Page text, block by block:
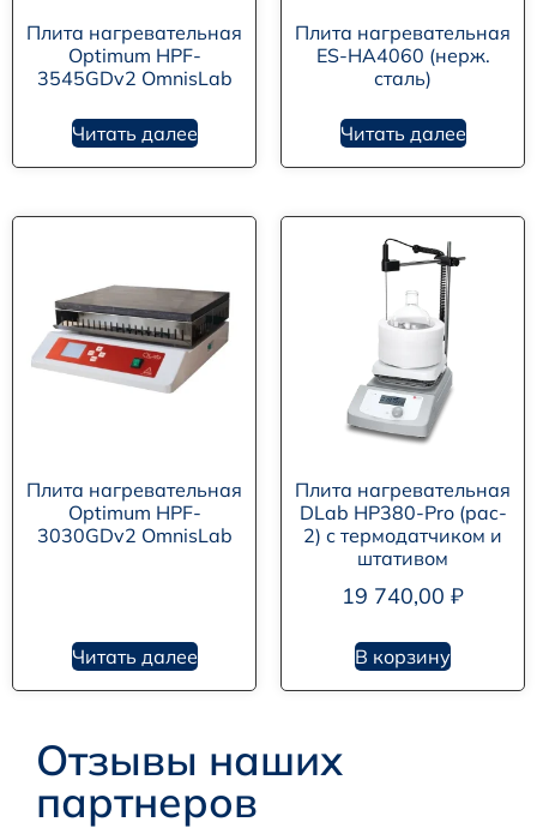
Плита нагревательная
Optimum HPF-
3545GDv2 OmnisLab
Читать далее
Плита нагревательная
ES-HA4060 (нерж.
сталь)
Читать далее
Плита нагревательная
Optimum HPF-
3030GDv2 OmnisLab
Читать далее
Плита нагревательная
DLab HP380-Pro (pac-
2) с термодатчиком и
штативом
19 740,00 ₽
В корзину
Отзывы наших
партнеров